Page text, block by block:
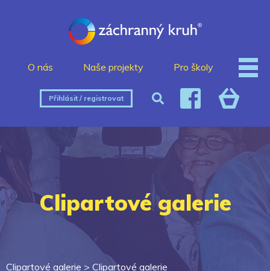
O nás Naše projekty Pro školy
Přihlásit / registrovat
Clipartové galerie
Clipartové galerie > Clipartové galerie